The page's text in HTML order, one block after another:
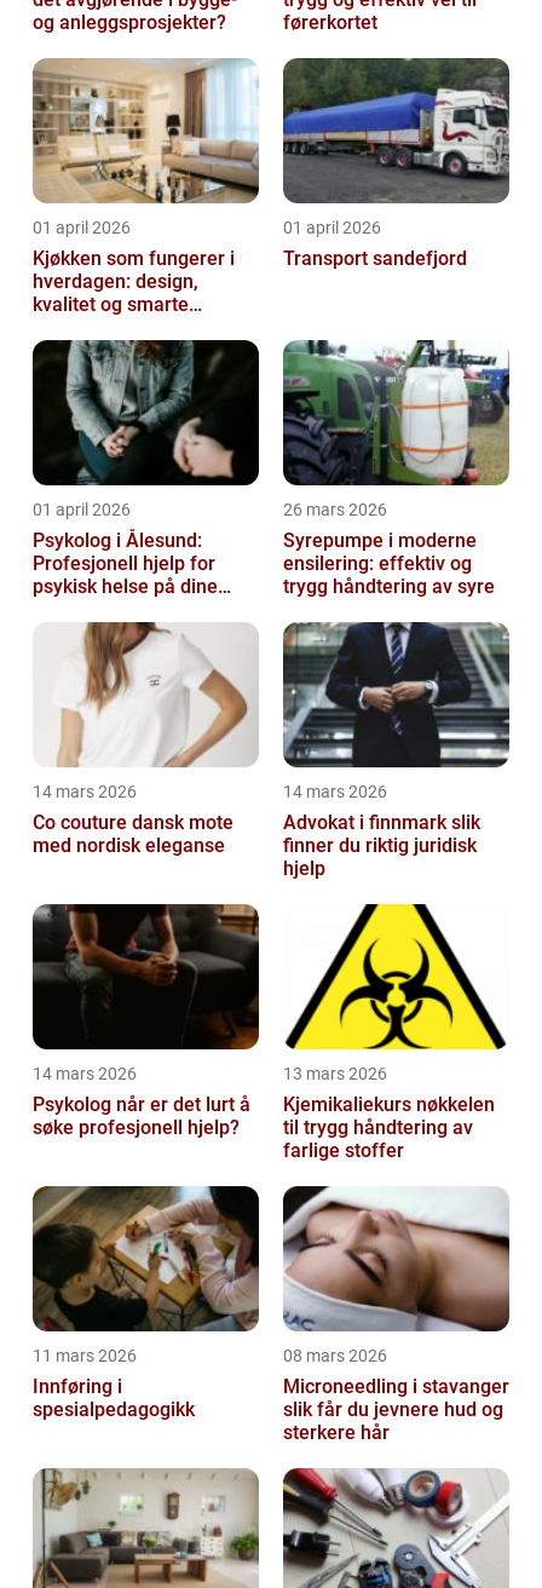
og anleggsprosjekter?
førerkortet
01 april 2026
Kjøkken som fungerer i
hverdagen: design,
kvalitet og smarte
01 april 2026
Transport sandefjord
01 april 2026
Psykolog i Ålesund:
Profesjonell hjelp for
psykisk helse på dine
26 mars 2026
Syrepumpe i moderne
ensilering: effektiv og
trygg håndtering av syre
14 mars 2026
Co couture dansk mote
med nordisk eleganse
14 mars 2026
Advokat i finnmark slik
finner du riktig juridisk
hjelp
14 mars 2026
Psykolog når er det lurt å
søke profesjonell hjelp?
13 mars 2026
Kjemikaliekurs nøkkelen
til trygg håndtering av
farlige stoffer
11 mars 2026
Innføring i
spesialpedagogikk
08 mars 2026
Microneedling i stavanger
slik får du jevnere hud og
sterkere hår